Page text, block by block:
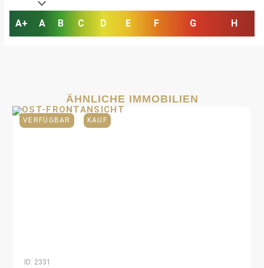
A+ A B C D E F G H
ÄHNLICHE IMMOBILIEN
VERFÜGBAR KAUF
ID: 2331